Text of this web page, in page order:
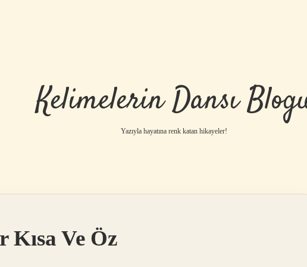
Kelimelerin Dansı
Yazıyla hayatına renk katan hikayeler!
Ve Öz